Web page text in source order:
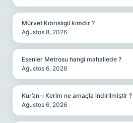
Mürvet Kıbrıslıgil kimdir ?
Ağustos 8, 2026
Esenler Metrosu hangi mahallede ?
Ağustos 6, 2026
Kur’an-ı Kerim ne amaçla indirilmiştir ?
Ağustos 6, 2026